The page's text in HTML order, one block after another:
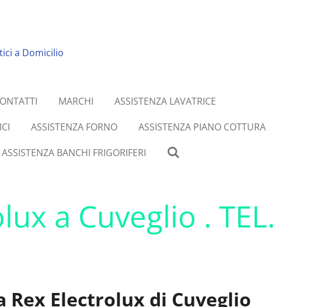
a Domicilio
MARCHI
ASSISTENZA LAVATRICE
ASSISTENZA FORNO
ASSISTENZA PIANO COTTURA
BANCHI FRIGORIFERI
a Cuveglio . TEL.
Electrolux di Cuveglio